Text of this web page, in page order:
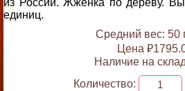
из России. Жженка по дереву.
единиц.
Средний вес: 50
Цена
Наличие на
Количество: